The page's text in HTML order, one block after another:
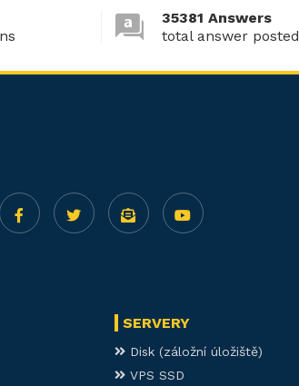
35381 Answers
total answer posted
SERVERY
Disk (záložní úložiště)
VPS SSD